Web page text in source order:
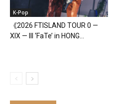
K-Pop
《2026 FTISLAND TOUR 0 —
XIX — III ‘FaTe’ in HONG...